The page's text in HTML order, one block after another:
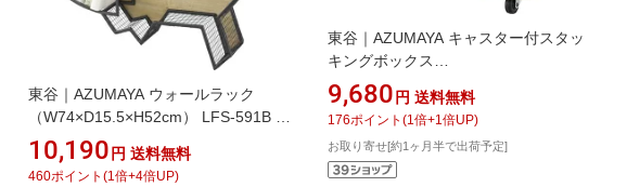
東谷｜AZUMAYA ウォールラック
（W74×D15.5×H52cm） LFS-591B ブ
ラウン
10,190円 送料無料
460ポイント (1 倍+4倍UP)
東谷｜AZUMAYA キャスター付スタッ
キングボックス
L（W51.5×D33×H28.5cm） LFS-172
ナチュラル
9,680 円 送料無料
176ポイント (1倍+1倍UP)
お取り寄せ[約1ヶ月半で出荷予定]